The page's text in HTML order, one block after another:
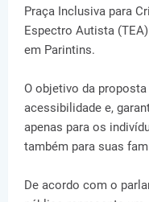
Praça Inclusiva para
Espectro Autista
em Parintins.
O objetivo da
acessibilidade e,
apenas para os
também para suas
De acordo com o